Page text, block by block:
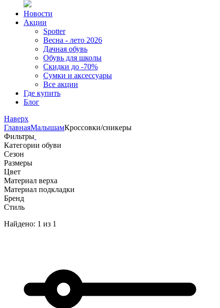
Новости
Акции
Spotter
Весна - лето 2026
Дачная обувь
Обувь для школы
Скидки до -70%
Сумки и аксессуары
Все акции
Где купить
Блог
Наверх
ГлавнаяМалышамКроссовки/сникеры
Фильтры
Категории обуви
Сезон
Размеры
Цвет
Материал верха
Материал подкладки
Бренд
Стиль
Найдено: 1 из 1